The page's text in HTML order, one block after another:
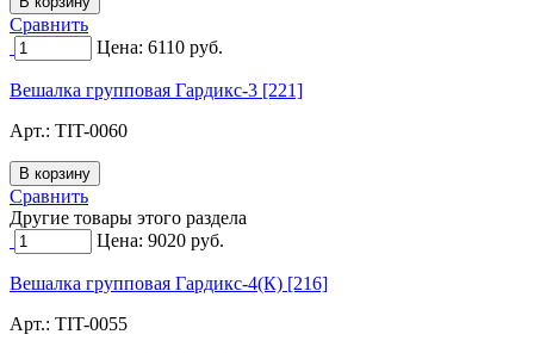
Сравнить
Цена: 6110 руб.
Вешалка групповая Гардикс-3 [221]
Арт.: TIT-0060
Сравнить
Другие товары этого раздела
Цена: 9020 руб.
Вешалка групповая Гардикс-4(К) [216]
Арт.: TIT-0055